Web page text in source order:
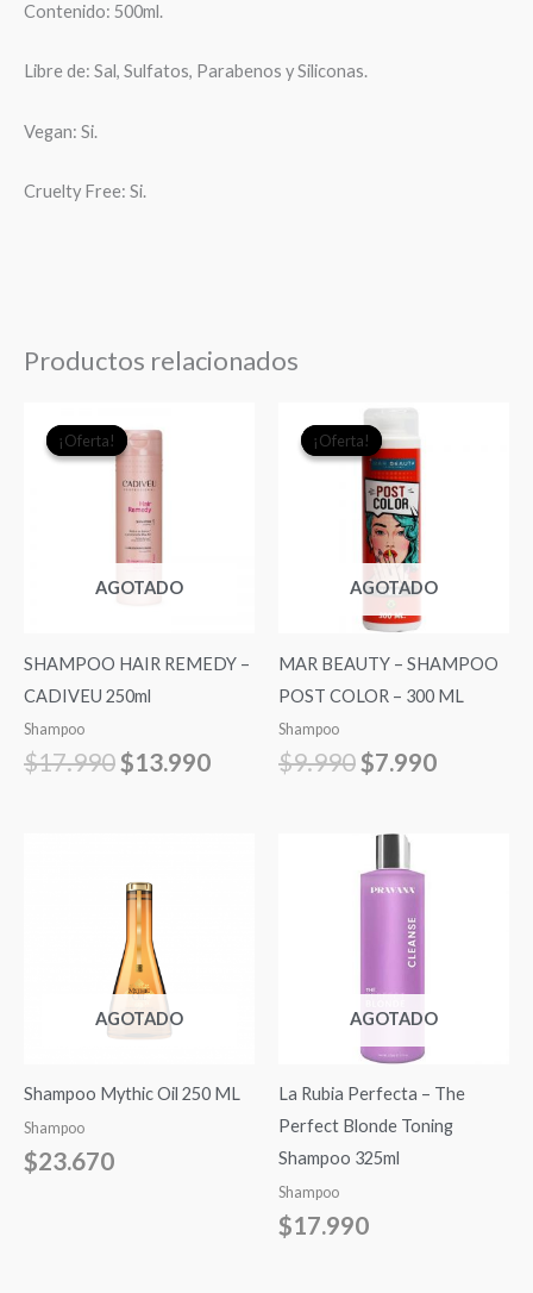
Contenido: 500ml.
Libre de: Sal, Sulfatos, Parabenos y Siliconas.
Vegan: Si.
Cruelty Free: Si.
Productos relacionados
¡Oferta!
AGOTADO
¡Oferta!
SHAMPOO HAIR REMEDY –
CADIVEU 250ml
Shampoo
$17.990
precio
original
era:
$17.990.
$13.990
¡Oferta!
AGOTADO
¡Oferta!
MAR BEAUTY – SHAMPOO
POST COLOR – 300 ML
Shampoo
$9.990
El
precio
original
era:
$9.990.
$7.990
AGOTADO
Shampoo Mythic Oil 250 ML
Shampoo
$23.670
AGOTADO
La Rubia Perfecta – The
Perfect Blonde Toning
Shampoo 325ml
Shampoo
$17.990